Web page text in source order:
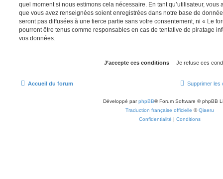
quel moment si nous estimons cela nécessaire. En tant qu’utilisateur,
que vous avez renseignées soient enregistrées dans notre base de
seront pas diffusées à une tierce partie sans votre consentement, ni « Le
pourront être tenus comme responsables en cas de tentative de piratage
vos données.
Accueil du forum Supprimer les
Développé parphpBB® Forum Software © phpBB
Traduction française officielle ©Qiaeru
Confidentialité | Conditions